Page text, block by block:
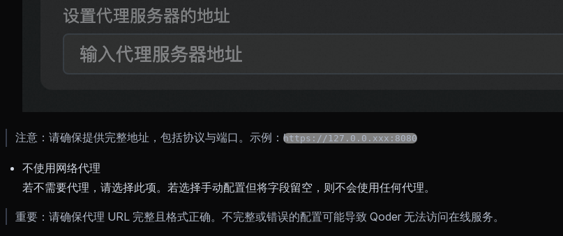
注意：请确保提供完整地址，包括协议与端口。示例： https://127.0.0.xxx:8080
不使用网络代理
若不需要代理，请选择此项。若选择手动配置但将字段留空，则不会使用任何代理。
重要：请确保代理 URL 完整且格式正确。不完整或错误的配置可能导致 Qoder 无法访问在线服务。